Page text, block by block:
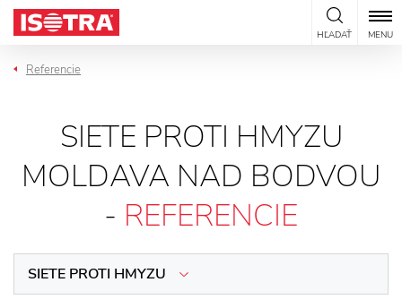
Preskočiť na obsah
HĽADAŤ MENU
Referencie
SIETE PROTI HMYZU
MOLDAVA NAD BODVOU
- REFERENCIE
SIETE PROTI HMYZU